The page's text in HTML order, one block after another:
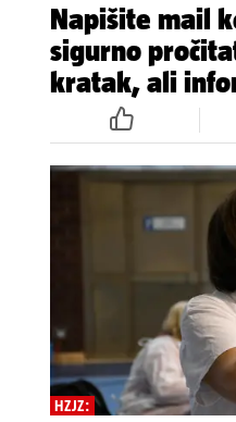
Napišite mail
sigurno
kratak, ali
HZJZ: